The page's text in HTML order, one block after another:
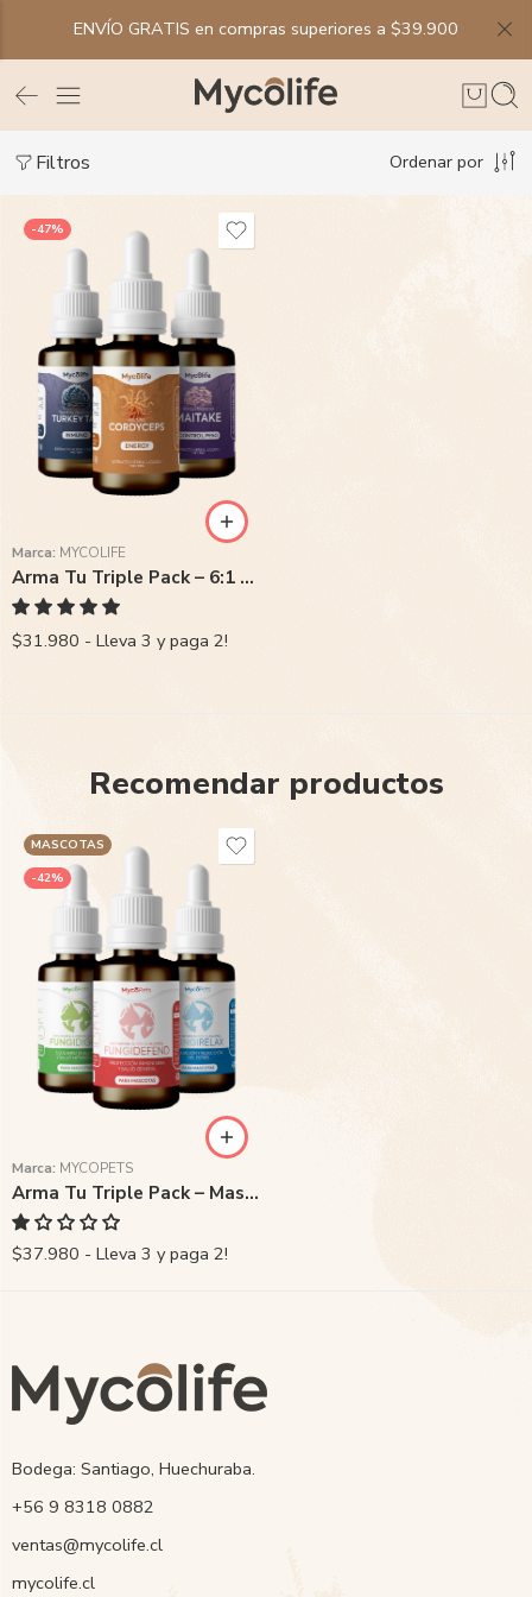
ENVÍO GRATIS en compras superiores a $39.900
Filtros Ordenar por
-47%
Marca: MYCOLIFE
Arma Tu Triple Pack – 6:1 Super Concentrado
$31.980 - Lleva 3 y paga 2!
Recomendar productos
MASCOTAS
-42%
Marca: MYCOPETS
Arma Tu Triple Pack – Mascotas
$37.980 - Lleva 3 y paga 2!
Bodega: Santiago, Huechuraba.
‭+56 9 8318 0882‬
ventas@mycolife.cl
mycolife.cl